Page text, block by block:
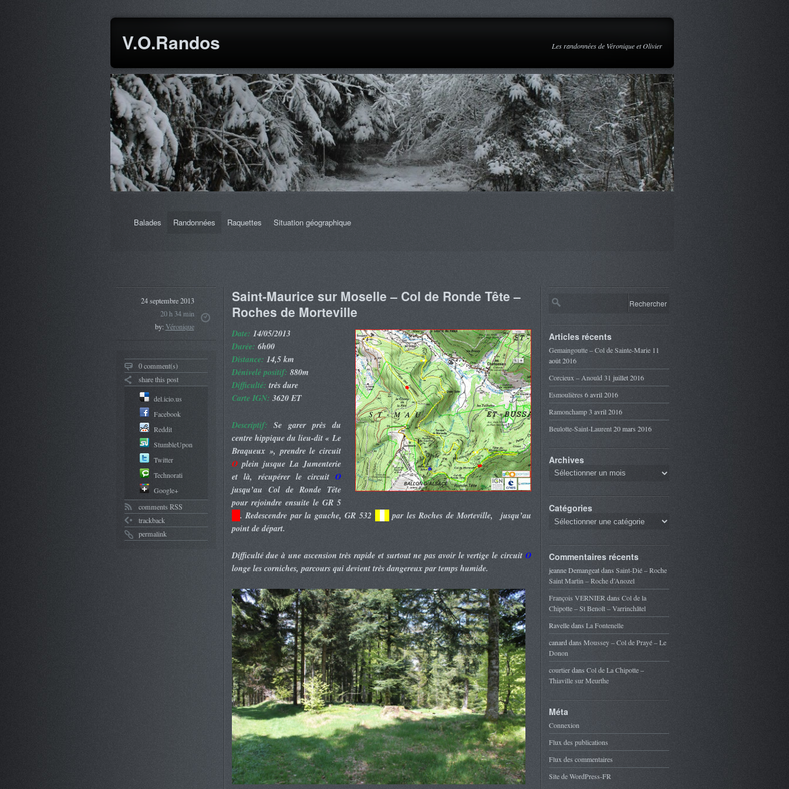
V.O.Randos Les randonnées de Véronique et Olivier
Balades Randonnées Raquettes Situation géographique
24 septembre 2013
20 h 34 min
by:Véronique
0 comment(s)
share this post
del.icio.us
Facebook
Reddit
StumbleUpon
Twitter
Technorati
Google+
comments RSS
trackback
permalink
Saint-Maurice sur Moselle – Col de Ronde Tête –
Roches de Morteville
Date: 14/05/2013
Durée: 6h00
Distance: 14,5 km
Dénivelé positif: 880m
Difficulté: très dure
Carte IGN: 3620 ET
Descriptif: Se garer près du
centre hippique du lieu-dit « Le
Braqueux », prendre le circuit
Oplein jusque La Jumenterie
et là, récupérer le circuit O
jusqu’au Col de Ronde Tête
pour rejoindre ensuite le GR 5
. Redescendre par la gauche, GR 532
par les Roches de Morteville, jusqu’au
point de départ.
Difficulté due à une ascension très rapide et surtout ne pas avoir le vertige le circuit O
longe les corniches, parcours qui devient très dangereux par temps humide.
Articles récents
Gemaingoutte – Col de Sainte-Marie 11
août 2016
Corcieux – Anould 31 juillet 2016
Esmoulières 6 avril 2016
Ramonchamp 3 avril 2016
Beulotte-Saint-Laurent 20 mars 2016
Archives
Catégories
Commentaires récents
jeanne Demangeatdans Saint-Dié – Roche
Saint Martin – Roche d’Anozel
François VERNIER dansCol de la
Chipotte – St Benoît – Varrinchâtel
Ravelledans La Fontenelle
canard dans Moussey – Col de Prayé – Le
Donon
courtierdans Col de La Chipotte –
Thiaville sur Meurthe
Méta
Connexion
Flux des publications
Flux des commentaires
Site de WordPress-FR